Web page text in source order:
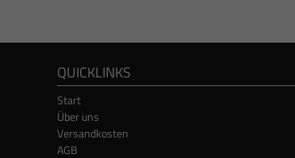
QUICKLINKS
Start
Über uns
Versandkosten
AGB